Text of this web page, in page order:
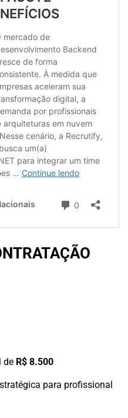
de R$ 8.500
para profissional